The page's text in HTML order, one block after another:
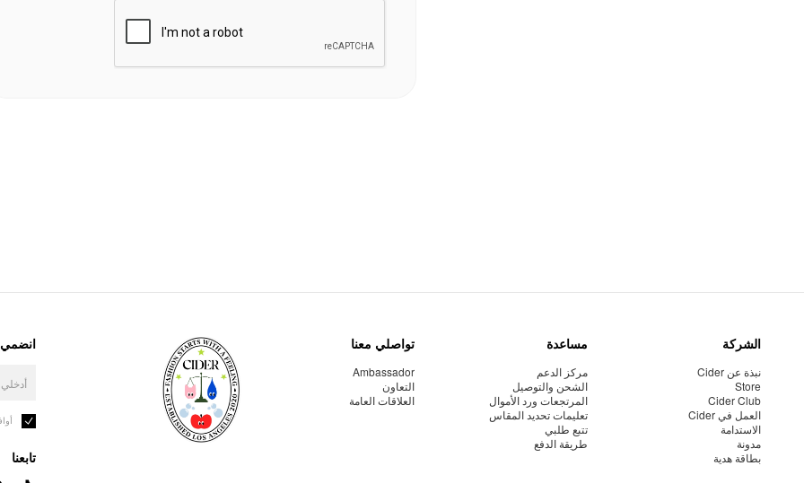
الشركة
نبذة عن Cider
Store
Cider Club
العمل في Cider
الاستدامة
مدونة
بطاقة هدية
مساعدة
مركز الدعم
الشحن والتوصيل
المرتجعات ورد الأموال
تعليمات تحديد المقاس
تتبع طلبي
طريقة الدفع
تواصلي معنا
Ambassador
التعاون
العلاقات العامة
انضمي
تابعنا